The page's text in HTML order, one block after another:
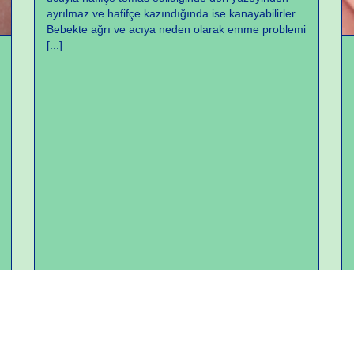
ayrılmaz ve hafifçe kazındığında ise kanayabilirler.
Bebekte ağrı ve acıya neden olarak emme problemi
[...]